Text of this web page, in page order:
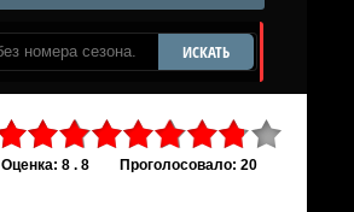
ИСКАТЬ
Оценка: 8 . 8 Проголосовало: 20